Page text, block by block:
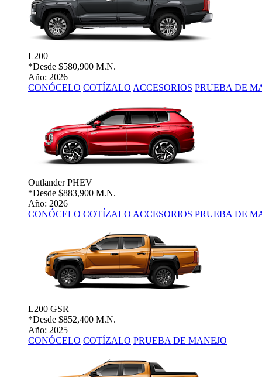
L200
*Desde $580,900 M.N.
Año: 2026
CONÓCELO COTÍZALO ACCESORIOS PRUEBA DE
Outlander PHEV
*Desde $883,900 M.N.
Año: 2026
CONÓCELO COTÍZALO ACCESORIOS PRUEBA DE
L200 GSR
*Desde $852,400 M.N.
Año: 2025
CONÓCELO COTÍZALO PRUEBA DE MANEJO